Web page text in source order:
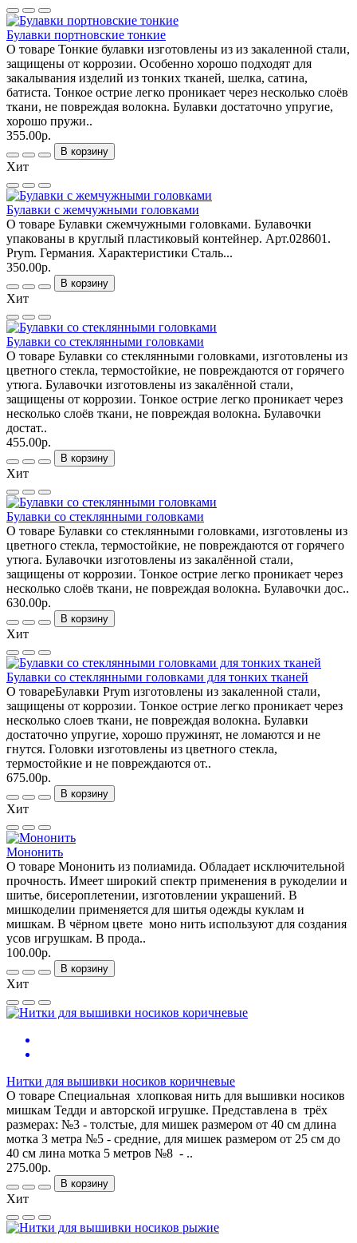
Булавки портновские тонкие
О товаре Тонкие булавки изготовлены из из закаленной стали,
защищены от коррозии. Особенно хорошо подходят для
закалывания изделий из тонких тканей, шелка, сатина,
батиста. Тонкое острие легко проникает через несколько слоёв
ткани, не повреждая волокна. Булавки достаточно упругие,
хорошо пружи..
355.00р.
В корзину
Хит
Булавки с жемчужными головками
О товаре Булавки сжемчужными головками. Булавочки
упакованы в круглый пластиковый контейнер. Арт.028601.
Prym. Германия. Характеристики Сталь...
350.00р.
В корзину
Хит
Булавки со стеклянными головками
О товаре Булавки со стеклянными головками, изготовлены из
цветного стекла, термостойкие, не повреждаются от горячего
утюга. Булавочки изготовлены из закалённой стали,
защищены от коррозии. Тонкое острие легко проникает через
несколько слоёв ткани, не повреждая волокна. Булавочки
достат..
455.00р.
В корзину
Хит
Булавки со стеклянными головками
О товаре Булавки со стеклянными головками, изготовлены из
цветного стекла, термостойкие, не повреждаются от горячего
утюга. Булавочки изготовлены из закалённой стали,
защищены от коррозии. Тонкое острие легко проникает через
несколько слоёв ткани, не повреждая волокна. Булавочки дос..
630.00р.
В корзину
Хит
Булавки со стеклянными головками для тонких тканей
О товареБулавки Prym изготовлены из закаленной стали,
защищены от коррозии. Тонкое острие легко проникает через
несколько слоев ткани, не повреждая волокна. Булавки
достаточно упругие, хорошо пружинят, не ломаются и не
гнутся. Головки изготовлены из цветного стекла,
термостойкие и не повреждаются от..
675.00р.
В корзину
Хит
Мононить
О товаре Мононить из полиамида. Обладает исключительной
прочность. Имеет широкий спектр применения в рукоделии и
шитье, бисероплетении, изготовлении украшений. В
мишкоделии применяется для шитья одежды куклам и
мишкам. В чёрном цвете моно нить используют для создания
усов игрушкам. В прода..
100.00р.
В корзину
Хит
Нитки для вышивки носиков коричневые
О товаре Специальная хлопковая нить для вышивки носиков
мишкам Тедди и авторской игрушке. Представлена в трёх
размерах: №3 - толстые, для мишек размером от 40 см длина
мотка 3 метра №5 - средние, для мишек размером от 25 см до
40 см лина мотка 5 метров №8 - ..
275.00р.
В корзину
Хит